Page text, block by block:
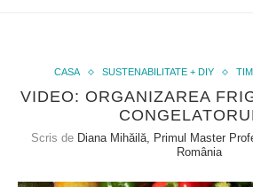
CASA SUSTENABILITATE + DIY
VIDEO: ORGANIZAREA
Scris de Diana Mihăilă, Primul Master
România